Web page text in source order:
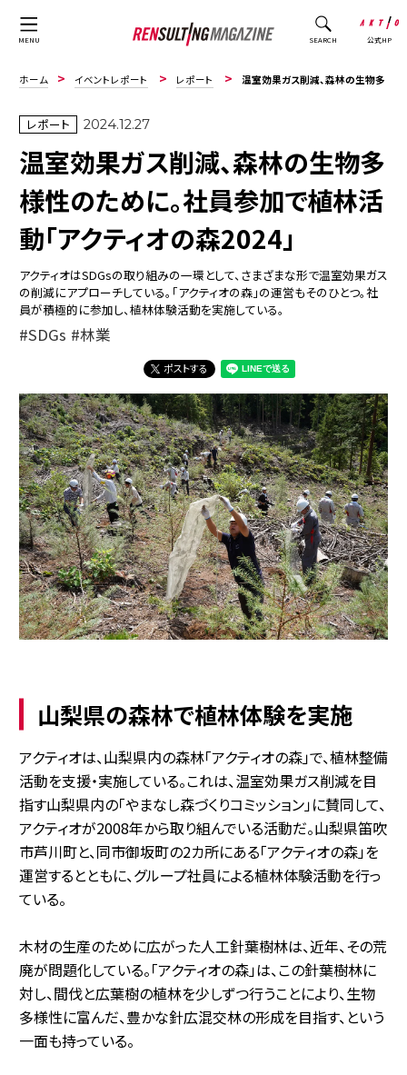
MENU SEARCH 公式HP
ホーム イベントレポート レポート 温室効果ガス削減、森林の生物多様性のために。社員参加で植林活動「アクティオの森2024」
レポート 2024.12.27
温室効果ガス削減、森林の生物多
様性のために。社員参加で植林活
動「アクティオの森2024」
アクティオはSDGsの取り組みの一環として、さまざまな形で温室効果ガス
の削減にアプローチしている。「アクティオの森」の運営もそのひとつ。社
員が積極的に参加し、植林体験活動を実施している。
SDGs 林業
ポストする
山梨県の森林で植林体験を実施
アクティオは、山梨県内の森林「アクティオの森」で、植林整備
活動を支援・実施している。これは、温室効果ガス削減を目
指す山梨県内の「やまなし森づくりコミッション」に賛同して、
アクティオが2008年から取り組んでいる活動だ。山梨県笛吹
市芦川町と、同市御坂町の2カ所にある「アクティオの森」を
運営するとともに、グループ社員による植林体験活動を行っ
ている。
木材の生産のために広がった人工針葉樹林は、近年、その荒
廃が問題化している。「アクティオの森」は、この針葉樹林に
対し、間伐と広葉樹の植林を少しずつ行うことにより、生物
多様性に富んだ、豊かな針広混交林の形成を目指す、という
一面も持っている。